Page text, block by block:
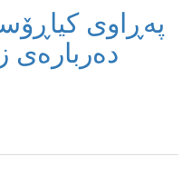
پەڕاوی
دەربارەی